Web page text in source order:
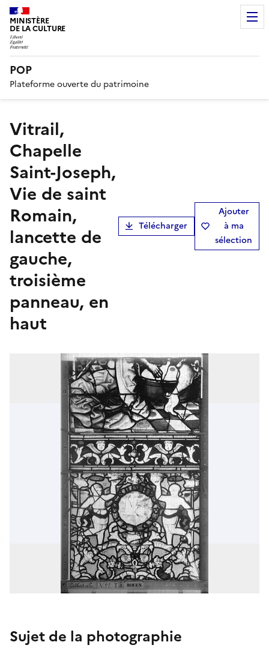
MINISTÈRE
DE LA CULTURE
POP
Plateforme ouverte du patrimoine
Vitrail,
Chapelle
Saint-Joseph,
Vie de saint
Romain,
lancette de
gauche,
troisième
panneau, en
haut
Télécharger
Ajouter
à ma
sélection
Sujet de la photographie